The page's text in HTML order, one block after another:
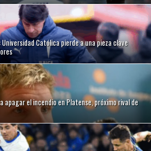
Católica pierde a una pieza clave
apagar el incendio en Platense, próximo rival de